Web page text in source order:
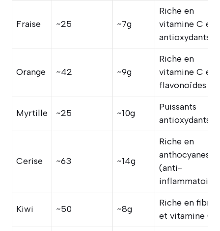
Fraise ~25 ~7g
Riche en
vitamine C et
antioxydants
Orange ~42 ~9g
Riche en
vitamine C et
flavonoïdes
Myrtille ~25 ~10g
Puissants
antioxydants
Cerise ~63 ~14g
Riche en
anthocyanes
(anti-
inflammatoire)
Kiwi ~50 ~8g
Riche en fibres
et vitamine C